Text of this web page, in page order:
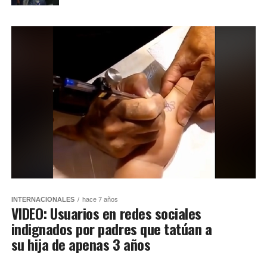
INTERNACIONALES hace 7 años
VIDEO: Usuarios en redes sociales
indignados por padres que tatúan a
su hija de apenas 3 años